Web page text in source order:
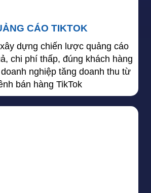
CÁO TIKTOK
dựng chiến lược quảng cáo
chi phí thấp, đúng khách hàng
nghiệp tăng doanh thu từ
bán hàng TikTok